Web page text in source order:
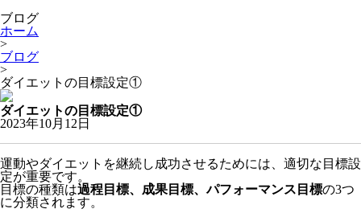
ブログ
ホーム
>
ブログ
>
ダイエットの目標設定①
ダイエットの目標設定①
2023年10月12日
運動やダイエットを継続し成功させるためには、適切な目標設
定が重要です。
目標の種類は過程目標、成果目標、パフォーマンス目標の3つ
に分類されます。